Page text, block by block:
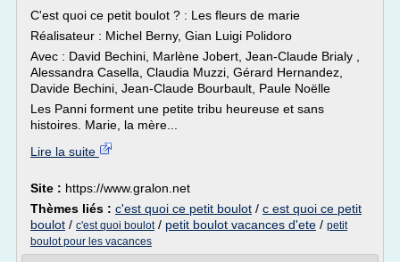
C'est quoi ce petit boulot ? : Les fleurs de marie
Réalisateur : Michel Berny, Gian Luigi Polidoro
Avec : David Bechini, Marlène Jobert, Jean-Claude Brialy ,
Alessandra Casella, Claudia Muzzi, Gérard Hernandez,
Davide Bechini, Jean-Claude Bourbault, Paule Noëlle
Les Panni forment une petite tribu heureuse et sans
histoires. Marie, la mère...
Lire la suite
Site : https://www.gralon.net
Thèmes liés : c'est quoi ce petit boulot / c est quoi ce petit
boulot / c'est quoi boulot/ petit boulot vacances d'ete / petit
boulot pour les vacances